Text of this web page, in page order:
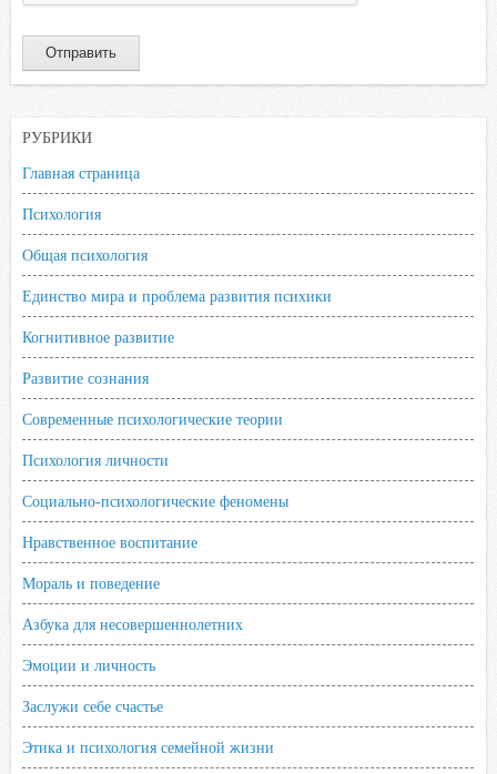
РУБРИКИ
Главная страница
Психология
Общая психология
Единство мира и проблема развития психики
Когнитивное развитие
Развитие сознания
Современные психологические теории
Психология личности
Социально-психологические феномены
Нравственное воспитание
Мораль и поведение
Азбука для несовершеннолетних
Эмоции и личность
Заслужи себе счастье
Этика и психология семейной жизни